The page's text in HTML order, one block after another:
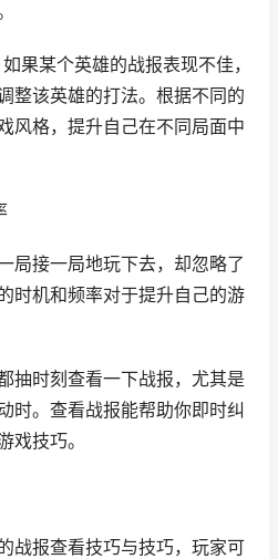
果某个英雄的战报表现不佳，
整该英雄的打法。根据不同的
风格，提升自己在不同局面中
局接一局地玩下去，却忽略了
时机和频率对于提升自己的游
抽时刻查看一下战报，尤其是
时。查看战报能帮助你即时纠
戏技巧。
战报查看技巧与技巧，玩家可